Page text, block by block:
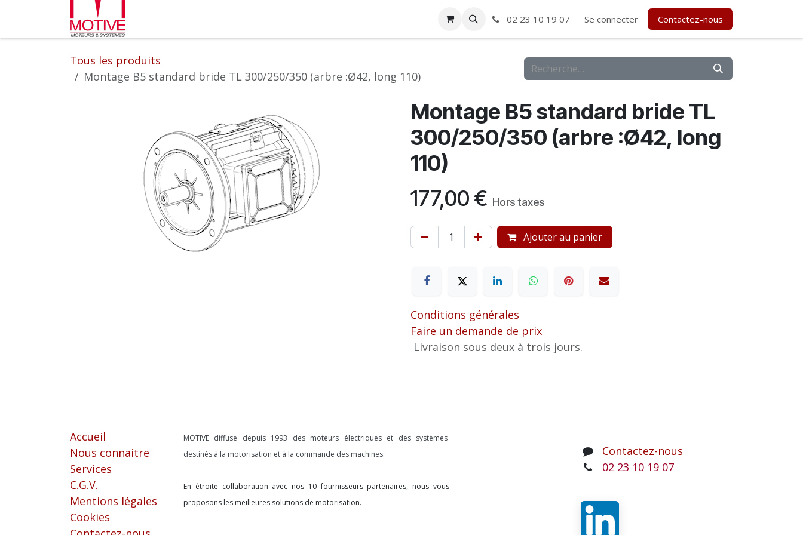
Se rendre au contenu
02 23 10 19 07 Se connecter Contactez-nous
Tous les produits
Montage B5 standard bride TL 300/250/350 (arbre :Ø42, long 110)
Montage B5 standard bride TL
300/250/350 (arbre :Ø42, long
110)
177,00 € Hors taxes
Ajouter au panier
Conditions générales
Faire un demande de prix
Livraison sous deux à trois jours.
Accueil
Nous connaitre
Services
C.G.V.
Mentions légales
Cookies
MOTIVE diffuse depuis 1993 des moteurs électriques et des systèmes
destinés à la motorisation et à la commande des machines.
En étroite collaboration avec nos 10 fournisseurs partenaires, nous vous
proposons les meilleures solutions de motorisation.
Contactez-nous
02 23 10 19 07